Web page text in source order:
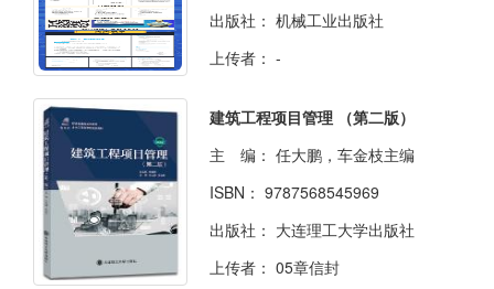
出版社： 机械工业出版社
上传者： -
建筑工程项目管理 （第二版）
主 编： 任大鹏，车金枝主编
ISBN： 9787568545969
出版社： 大连理工大学出版社
上传者： 05章信封